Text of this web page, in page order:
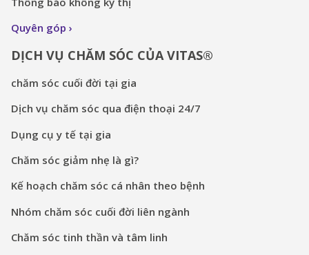
Quyên góp
DỊCH VỤ CHĂM SÓC CỦA VITAS®
chăm sóc cuối đời tại gia
Dịch vụ chăm sóc qua điện thoại 24/7
Dụng cụ y tế tại gia
Chăm sóc giảm nhẹ là gì?
Kế hoạch chăm sóc cá nhân theo bệnh
Nhóm chăm sóc cuối đời liên ngành
Chăm sóc tinh thần và tâm linh